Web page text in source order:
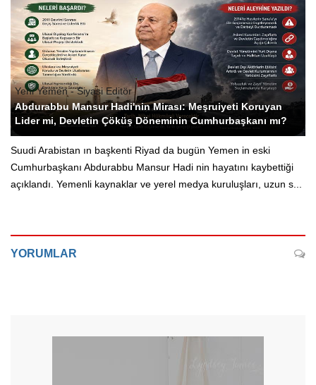
Yeni Yemen - Siyasi Editör
Abdurabbu Mansur Hadi'nin Mirası: Meşruiyeti Koruyan
Lider mi, Devletin Çöküş Döneminin Cumhurbaşkanı mı?
Suudi Arabistan ın başkenti Riyad da bugün Yemen in eski
Cumhurbaşkanı Abdurabbu Mansur Hadi nin hayatını kaybettiği
açıklandı. Yemenli kaynaklar ve yerel medya kuruluşları, uzun s...
YORUMLAR